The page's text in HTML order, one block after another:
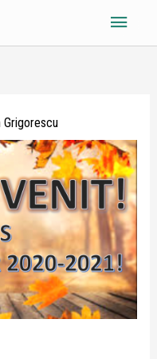
Main
Grigorescu